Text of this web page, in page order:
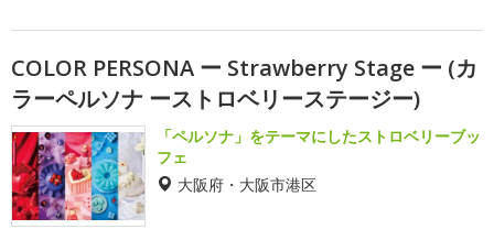
COLOR PERSONA ー Strawberry Stage ー (カ
ラーペルソナ ーストロベリーステージー)
「ペルソナ」をテーマにしたストロベリーブッ
フェ
大阪府・大阪市港区